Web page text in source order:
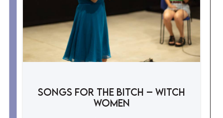
Songs for the bitch – witch
women